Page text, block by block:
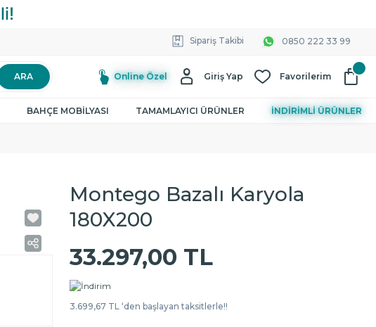
Sipariş Takibi 0850 222 33 99
ARA Online Özel Giriş Yap Favorilerim
BAHÇE MOBİLYASI TAMAMLAYICI ÜRÜNLER İNDİRİMLİ ÜRÜNLER
Montego Bazalı Karyola
180X200
33.297,00 TL
3.699,67 TL ‘den başlayan taksitlerle!!